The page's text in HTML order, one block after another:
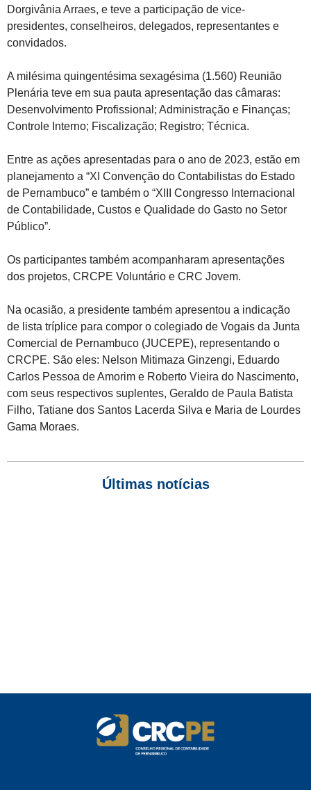
Dorgivânia Arraes, e teve a participação de vice-
presidentes, conselheiros, delegados, representantes e
convidados.
A milésima quingentésima sexagésima (1.560) Reunião
Plenária teve em sua pauta apresentação das câmaras:
Desenvolvimento Profissional; Administração e Finanças;
Controle Interno; Fiscalização; Registro; Técnica.
Entre as ações apresentadas para o ano de 2023, estão em
planejamento a “XI Convenção do Contabilistas do Estado
de Pernambuco” e também o “XIII Congresso Internacional
de Contabilidade, Custos e Qualidade do Gasto no Setor
Público”.
Os participantes também acompanharam apresentações
dos projetos, CRCPE Voluntário e CRC Jovem.
Na ocasião, a presidente também apresentou a indicação
de lista tríplice para compor o colegiado de Vogais da Junta
Comercial de Pernambuco (JUCEPE), representando o
CRCPE. São eles: Nelson Mitimaza Ginzengi, Eduardo
Carlos Pessoa de Amorim e Roberto Vieira do Nascimento,
com seus respectivos suplentes, Geraldo de Paula Batista
Filho, Tatiane dos Santos Lacerda Silva e Maria de Lourdes
Gama Moraes.
Últimas notícias